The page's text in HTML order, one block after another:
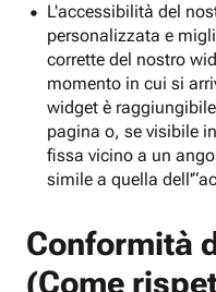
L'accessibilità del
personalizzata e
corrette del nostro
momento in cui si
widget è
pagina o, se visibile
fissa vicino a un
simile a quella
Conformità
(Come